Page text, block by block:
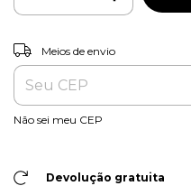
Entregas para o CEP:
Meios de envio
Não sei meu CEP
Devolução gratuita